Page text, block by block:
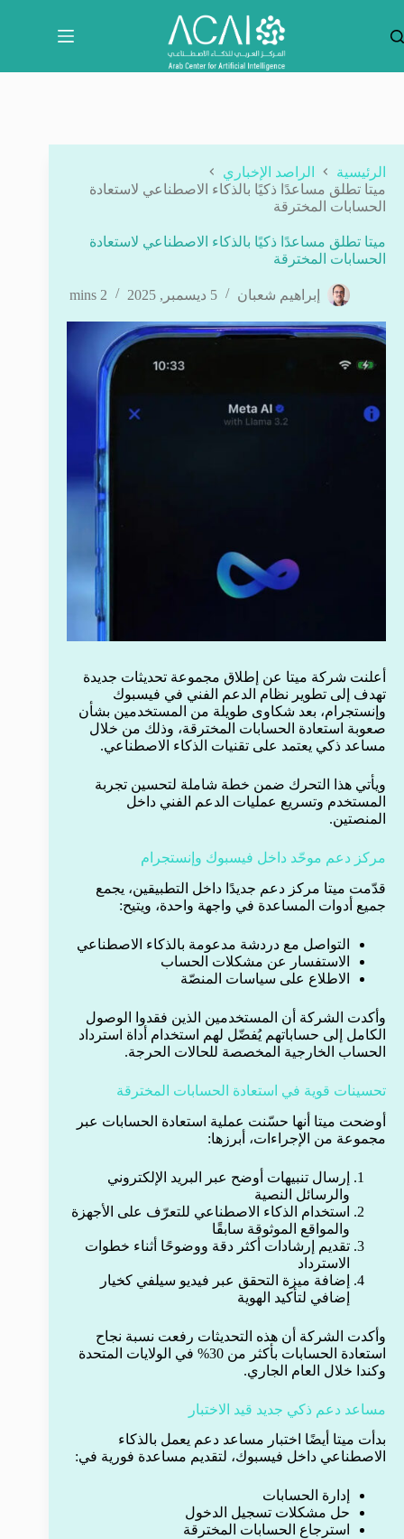
المحتوى
الرئيسية
الراصد الإخباري
ميتا تطلق مساعدًا ذكيًا بالذكاء الاصطناعي لاستعادة
الحسابات المخترقة
ميتا تطلق مساعدًا ذكيًا بالذكاء الاصطناعي لاستعادة
الحسابات المخترقة
إبراهيم شعبان 5 ديسمبر, 2025 2 mins
أعلنت شركة ميتا عن إطلاق مجموعة تحديثات جديدة
تهدف إلى تطوير نظام الدعم الفني في فيسبوك
وإنستجرام، بعد شكاوى طويلة من المستخدمين بشأن
صعوبة استعادة الحسابات المخترقة، وذلك من خلال
مساعد ذكي يعتمد على تقنيات الذكاء الاصطناعي.
ويأتي هذا التحرك ضمن خطة شاملة لتحسين تجربة
المستخدم وتسريع عمليات الدعم الفني داخل
المنصتين.
مركز دعم موحّد داخل فيسبوك وإنستجرام
قدّمت ميتا مركز دعم جديدًا داخل التطبيقين، يجمع
جميع أدوات المساعدة في واجهة واحدة، ويتيح:
التواصل مع دردشة مدعومة بالذكاء الاصطناعي
الاستفسار عن مشكلات الحساب
الاطلاع على سياسات المنصّة
وأكدت الشركة أن المستخدمين الذين فقدوا الوصول
الكامل إلى حساباتهم يُفضّل لهم استخدام أداة استرداد
الحساب الخارجية المخصصة للحالات الحرجة.
تحسينات قوية في استعادة الحسابات المخترقة
أوضحت ميتا أنها حسّنت عملية استعادة الحسابات عبر
مجموعة من الإجراءات، أبرزها:
إرسال تنبيهات أوضح عبر البريد الإلكتروني
والرسائل النصية
استخدام الذكاء الاصطناعي للتعرّف على الأجهزة
والمواقع الموثوقة سابقًا
تقديم إرشادات أكثر دقة ووضوحًا أثناء خطوات
الاسترداد
إضافة ميزة التحقق عبر فيديو سيلفي كخيار
إضافي لتأكيد الهوية
وأكدت الشركة أن هذه التحديثات رفعت نسبة نجاح
استعادة الحسابات بأكثر من 30% في الولايات المتحدة
وكندا خلال العام الجاري.
مساعد دعم ذكي جديد قيد الاختبار
بدأت ميتا أيضًا اختبار مساعد دعم يعمل بالذكاء
الاصطناعي داخل فيسبوك، لتقديم مساعدة فورية في:
إدارة الحسابات
حل مشكلات تسجيل الدخول
استرجاع الحسابات المخترقة